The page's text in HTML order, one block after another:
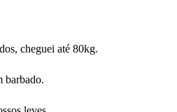
cheguei até 80kg.
barbado.